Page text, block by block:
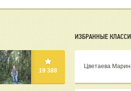
19 388
ИЗБРАННЫЕ
Цветаева